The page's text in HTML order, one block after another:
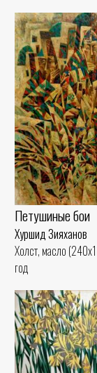
Петушиные бои
Хуршид Зияханов
Холст, масло
год